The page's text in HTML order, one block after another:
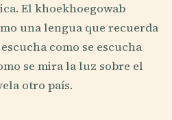
El khoekhoegowab
una lengua que recuerda
como se escucha
se mira la luz sobre el
otro país.